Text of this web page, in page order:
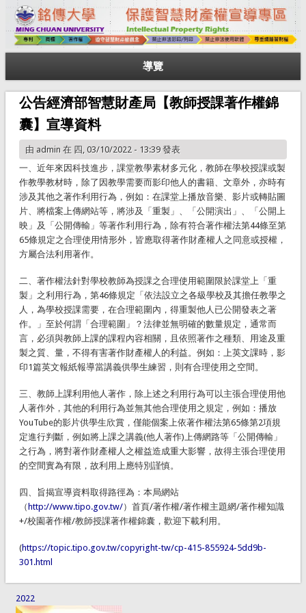
導覽
公告經濟部智慧財產局【教師授課著作權錦
囊】宣導資料
由 admin在 四, 03/10/2022 - 13:39 發表
一、近年來因科技進步，課堂教學素材多元化，教師在學校授課或製
作教學教材時，除了因教學需要而影印他人的書籍、文章外，亦時有
涉及其他之著作利用行為，例如：在課堂上播放音樂、影片或轉貼圖
片、將檔案上傳網站等，將涉及「重製」、「公開演出」、「公開上
映」及「公開傳輸」等著作利用行為，除有符合著作權法第44條至第
65條規定之合理使用情形外，皆應取得著作財產權人之同意或授權，
方屬合法利用著作。
二、著作權法針對學校教師為授課之合理使用範圍限於課堂上「重
製」之利用行為，第46條規定「依法設立之各級學校及其擔任教學之
人，為學校授課需要，在合理範圍內，得重製他人已公開發表之著
作。」至於何謂「合理範圍」？法律並無明確的數量規定，通常而
言，必須與教師上課的課程內容相關，且依照著作之種類、用途及重
製之質、量，不得有害著作財產權人的利益。例如：上英文課時，影
印1篇英文報紙報導當講義供學生練習，則有合理使用之空間。
三、教師上課利用他人著作，除上述之利用行為可以主張合理使用他
人著作外，其他的利用行為並無其他合理使用之規定，例如：播放
YouTube的影片供學生欣賞，僅能個案上依著作權法第65條第2項規
定進行判斷，例如將上課之講義(他人著作)上傳網路等「公開傳輸」
之行為，將對著作財產權人之權益造成重大影響，故得主張合理使用
的空間實為有限，故利用上應特別謹慎。
四、旨揭宣導資料取得路徑為：本局網站
（ http://www.tipo.gov.tw/）首頁/著作權/著作權主題網/著作權知識
+/校園著作權/教師授課著作權錦囊，歡迎下載利用。
(https://topic.tipo.gov.tw/copyright-tw/cp-415-855924-5dd9b-
301.html
2022